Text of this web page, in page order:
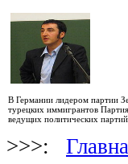
В Германии лидером партии
турецких иммигрантов
ведущих политических
>>>: